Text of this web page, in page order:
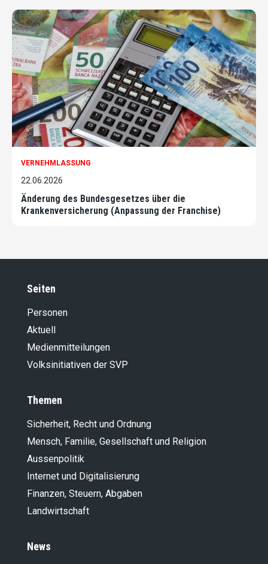
VERNEHMLASSUNG
22.06.2026
Änderung des Bundesgesetzes über die
Krankenversicherung (Anpassung der Franchise)
Seiten
Personen
Aktuell
Medienmitteilungen
Volksinitiativen der SVP
Themen
Sicherheit, Recht und Ordnung
Mensch, Familie, Gesellschaft und Religion
Aussenpolitik
Internet und Digitalisierung
Finanzen, Steuern, Abgaben
Landwirt­schaft
News